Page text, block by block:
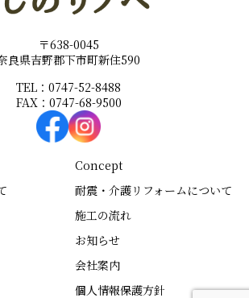
〒638-0045
良県吉野郡下市町新住590
TEL：0747-52-8488
FAX：0747-68-9500
Concept
耐震・介護リフォームについて
施工の流れ
お知らせ
会社案内
個人情報保護方針